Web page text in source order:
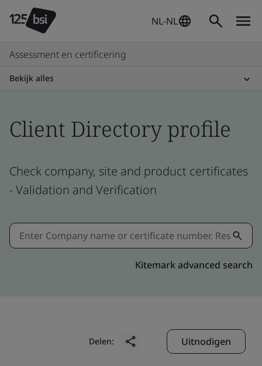
NL-NL
Assessment en certificering
Bekijk alles
Client Directory profile
Check company, site and product certificates
- Validation and Verification
Kitemark advanced search
Delen: Uitnodigen